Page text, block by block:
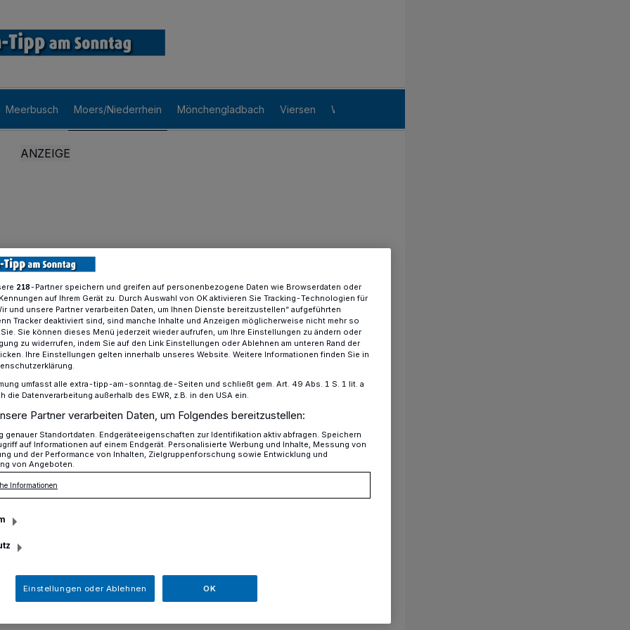
Meerbusch Moers/Niederrhein Mönchengladbach Viersen Willich
Systemumstellung geschlossen
Systemumstellung bleibt die
21. November bis einschließlich dem
den 13. Dezember steht für alle
Onlinekatalog zur Verfügung.
218-Partner speichern und greifen auf personenbezogene Daten wie Browserdaten oder
auf Ihrem Gerät zu. Durch Auswahl von OK aktivieren Sie Tracking-Technologien für
und unsere Partner verarbeiten Daten, um Ihnen Dienste bereitzustellen“ aufgeführten
Tracker deaktiviert sind, sind manche Inhalte und Anzeigen möglicherweise nicht mehr so
Sie können dieses Menü jederzeit wieder aufrufen, um Ihre Einstellungen zu ändern oder
zu widerrufen, indem Sie auf den Link Einstellungen oder Ablehnen am unteren Rand der
Ihre Einstellungen gelten innerhalb unseres Website. Weitere Informationen finden Sie in
umfasst alle extra-tipp-am-sonntag.de-Seiten und schließt gem. Art. 49 Abs. 1 S. 1 lit. a
die Datenverarbeitung außerhalb des EWR, z.B. in den USA ein.
Partner verarbeiten Daten, um Folgendes bereitzustellen:
genauer Standortdaten. Endgeräteeigenschaften zur Identifikation aktiv abfragen. Speichern
auf Informationen auf einem Endgerät. Personalisierte Werbung und Inhalte, Messung von
und der Performance von Inhalten, Zielgruppenforschung sowie Entwicklung und
von Angeboten.
Informationen
Einstellungen oder Ablehnen OK